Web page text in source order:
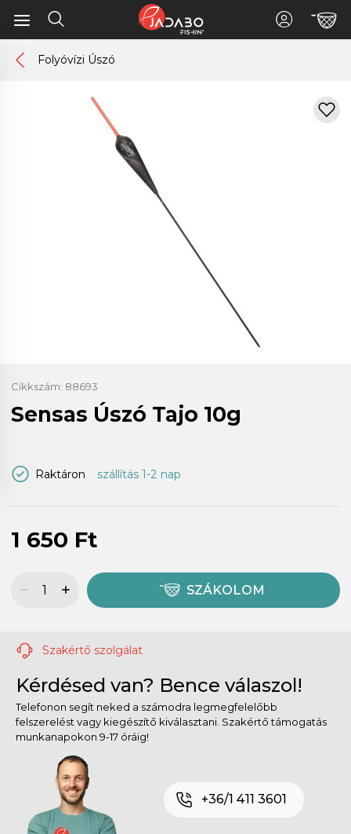
Folyóvízi Úszó
Cikkszám: 88693
Sensas Úszó Tajo 10g
Raktáron szállítás 1-2 nap
1 650 Ft
SZÁKOLOM
Szakértő szolgálat
Kérdésed van? Bence válaszol!
Telefonon segít neked a számodra legmegfelelőbb
felszerelést vagy kiegészítő kiválasztani. Szakértő támogatás
munkanapokon 9-17 óráig!
+36/1 411 3601